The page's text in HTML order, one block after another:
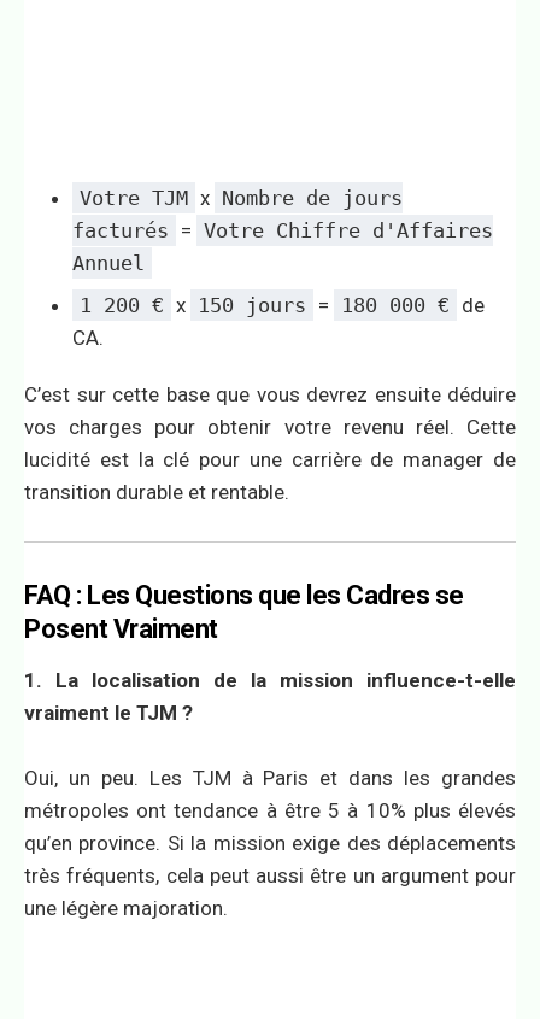
Votre TJM x Nombre de jours
facturés = Votre Chiffre d'Affaires
Annuel
1 200 € x 150 jours = 180 000 € de
CA.
C’est sur cette base que vous devrez ensuite déduire
vos charges pour obtenir votre revenu réel. Cette
lucidité est la clé pour une carrière de manager de
transition durable et rentable.
FAQ : Les Questions que les Cadres se
Posent Vraiment
1. La localisation de la mission influence-t-elle
vraiment le TJM ?
Oui, un peu. Les TJM à Paris et dans les grandes
métropoles ont tendance à être 5 à 10% plus élevés
qu’en province. Si la mission exige des déplacements
très fréquents, cela peut aussi être un argument pour
une légère majoration.